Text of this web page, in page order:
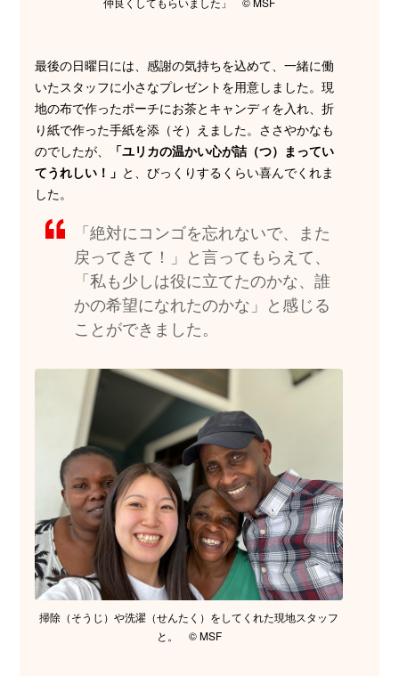
最後の日曜日には、感謝の気持ちを込めて、一緒に働
いたスタッフに小さなプレゼントを用意しました。現
地の布で作ったポーチにお茶とキャンディを入れ、折
り紙で作った手紙を添（そ）えました。ささやかなも
のでしたが、
「ユリカの温かい心が詰（つ）まってい
てうれしい！」 と、びっくりするくらい喜んでくれま
した。
「絶対にコンゴを忘れないで、また
戻ってきて！」と言ってもらえて、
「私も少しは役に立てたのかな、誰
かの希望になれたのかな」と感じる
ことができました。
掃除（そうじ）や洗濯（せんたく）をしてくれた現地スタッフ
と。 © MSF